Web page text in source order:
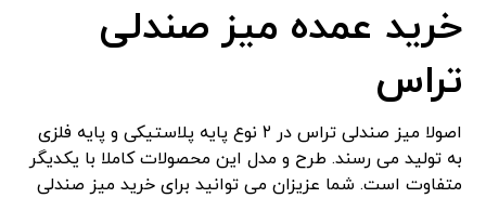
خرید عمده میز صندلی
تراس
اصولا میز صندلی تراس در ۲ نوع پایه پلاستیکی و پایه فلزی
به تولید می رسند. طرح و مدل این محصولات کاملا با یکدیگر
متفاوت است. شما عزیزان می توانید برای خرید میز صندلی